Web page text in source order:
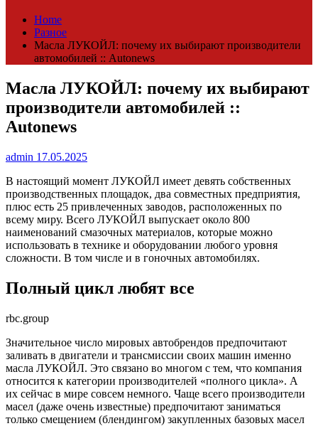
Home
Разное
Масла ЛУКОЙЛ: почему их выбирают производители
автомобилей :: Autonews
Масла ЛУКОЙЛ: почему их выбирают
производители автомобилей ::
Autonews
admin 17.05.2025
В настоящий момент ЛУКОЙЛ имеет девять собственных
производственных площадок, два совместных предприятия,
плюс есть 25 привлеченных заводов, расположенных по
всему миру. Всего ЛУКОЙЛ выпускает около 800
наименований смазочных материалов, которые можно
использовать в технике и оборудовании любого уровня
сложности. В том числе и в гоночных автомобилях.
Полный цикл любят все
rbc.group
Значительное число мировых автобрендов предпочитают
заливать в двигатели и трансмиссии своих машин именно
масла ЛУКОЙЛ. Это связано во многом с тем, что компания
относится к категории производителей «полного цикла». А
их сейчас в мире совсем немного. Чаще всего производители
масел (даже очень известные) предпочитают заниматься
только смещением (блендингом) закупленных базовых масел